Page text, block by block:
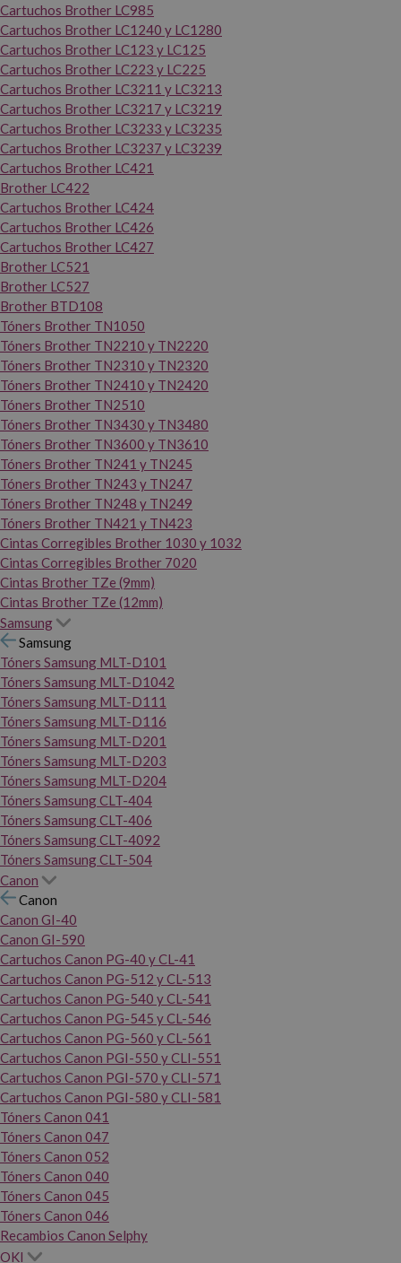
Cartuchos Brother LC985
Cartuchos Brother LC1240 y LC1280
Cartuchos Brother LC123 y LC125
Cartuchos Brother LC223 y LC225
Cartuchos Brother LC3211 y LC3213
Cartuchos Brother LC3217 y LC3219
Cartuchos Brother LC3233 y LC3235
Cartuchos Brother LC3237 y LC3239
Cartuchos Brother LC421
Brother LC422
Cartuchos Brother LC424
Cartuchos Brother LC426
Cartuchos Brother LC427
Brother LC521
Brother LC527
Brother BTD108
Tóners Brother TN1050
Tóners Brother TN2210 y TN2220
Tóners Brother TN2310 y TN2320
Tóners Brother TN2410 y TN2420
Tóners Brother TN2510
Tóners Brother TN3430 y TN3480
Tóners Brother TN3600 y TN3610
Tóners Brother TN241 y TN245
Tóners Brother TN243 y TN247
Tóners Brother TN248 y TN249
Tóners Brother TN421 y TN423
Cintas Corregibles Brother 1030 y 1032
Cintas Corregibles Brother 7020
Cintas Brother TZe (9mm)
Cintas Brother TZe (12mm)
Samsung
Samsung
Tóners Samsung MLT-D101
Tóners Samsung MLT-D1042
Tóners Samsung MLT-D111
Tóners Samsung MLT-D116
Tóners Samsung MLT-D201
Tóners Samsung MLT-D203
Tóners Samsung MLT-D204
Tóners Samsung CLT-404
Tóners Samsung CLT-406
Tóners Samsung CLT-4092
Tóners Samsung CLT-504
Canon
Canon
Canon GI-40
Canon GI-590
Cartuchos Canon PG-40 y CL-41
Cartuchos Canon PG-512 y CL-513
Cartuchos Canon PG-540 y CL-541
Cartuchos Canon PG-545 y CL-546
Cartuchos Canon PG-560 y CL-561
Cartuchos Canon PGI-550 y CLI-551
Cartuchos Canon PGI-570 y CLI-571
Cartuchos Canon PGI-580 y CLI-581
Tóners Canon 041
Tóners Canon 047
Tóners Canon 052
Tóners Canon 040
Tóners Canon 045
Tóners Canon 046
Recambios Canon Selphy
OKI